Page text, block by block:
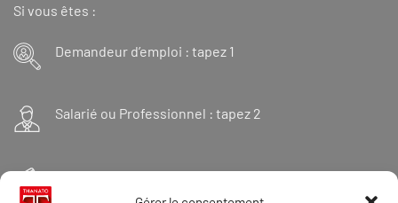
Si vous êtes :
Demandeur d’emploi : tapez 1
Salarié ou Professionnel : tapez 2
Financeur : tapez 3